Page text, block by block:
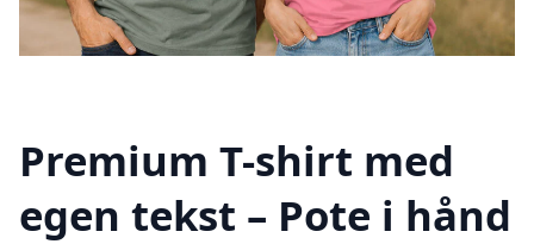
Premium T-shirt med
egen tekst – Pote i hånd